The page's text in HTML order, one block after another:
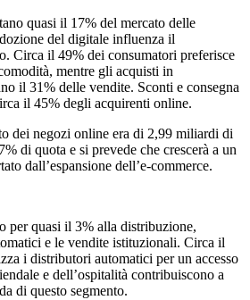
quasi il 17% del mercato delle
del digitale influenza il
Circa il 49% dei consumatori preferisce
mentre gli acquisti in
il 31% delle vendite. Sconti e consegna
il 45% degli acquirenti online.
dei negozi online era di 2,99 miliardi di
di quota e si prevede che crescerà a un
dall’espansione dell’e-commerce.
per quasi il 3% alla distribuzione,
e le vendite istituzionali. Circa il
i distributori automatici per un accesso
e dell’ospitalità contribuiscono a
di questo segmento.